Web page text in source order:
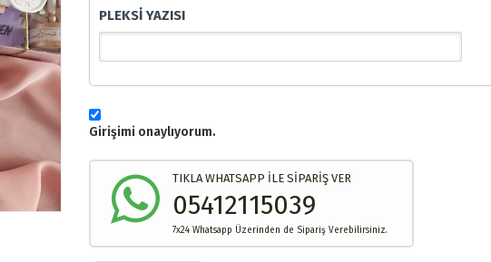
PLEKSİ YAZISI
Girişimi onaylıyorum.
TIKLA WHATSAPP İLE SİPARİŞ VER
05412115039
7x24 Whatsapp Üzerinden de Sipariş Verebilirsiniz.